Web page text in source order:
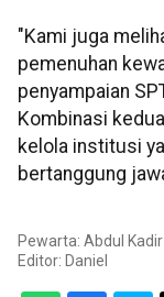
"Kami juga
pemenuhan
penyampaian
Kombinasi
kelola institusi
bertanggung
Pewarta: Abdul Kadir
Editor: Daniel